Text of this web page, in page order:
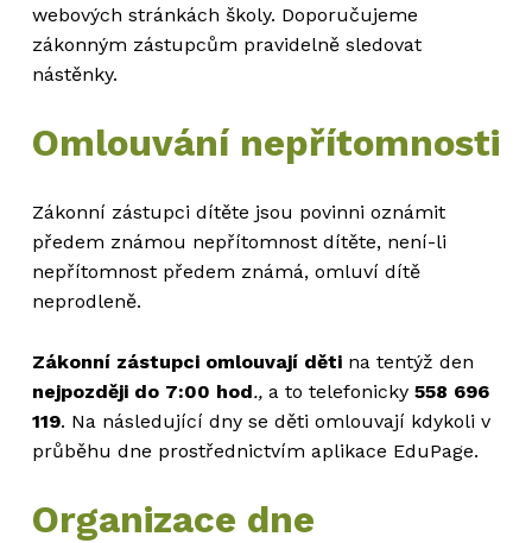
webových stránkách školy. Doporučujeme
zákonným zástupcům pravidelně sledovat
nástěnky.
Omlouvání nepřítomnosti
Zákonní zástupci dítěte jsou povinni oznámit
předem známou nepřítomnost dítěte, není-li
nepřítomnost předem známá, omluví dítě
neprodleně.
Zákonní zástupci omlouvají dětina tentýž den
nejpozději do 7:00 hod.,a to telefonicky558 696
119. Na následující dny se děti omlouvají kdykoli v
průběhu dne prostřednictvím aplikace EduPage.
Organizace dne